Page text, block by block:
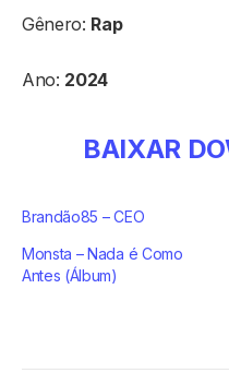
Gênero: Rap
Ano: 2024
BAIXAR
Brandão85 – CEO
Monsta – Nada é Como
Antes (Álbum)